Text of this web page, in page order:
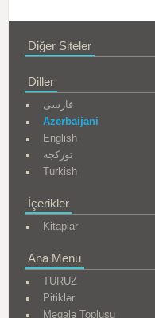
Diğer Siteler
Diller
فارسی
Azerbaijani
English
تورکجه
Turkish
İçerikler
Kitaplar
Ana Menu
TURUZ
Pitiklər
Məqalə Toplusu